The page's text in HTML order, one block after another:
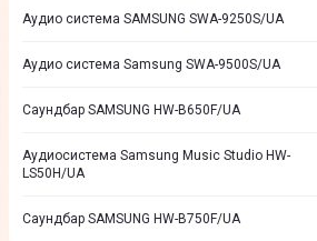
Аудио система SAMSUNG SWA-9250S/UA
Аудио система Samsung SWA-9500S/UA
Саундбар SAMSUNG HW-B650F/UA
Аудиосистема Samsung Music Studio HW-
LS50H/UA
Саундбар SAMSUNG HW-B750F/UA